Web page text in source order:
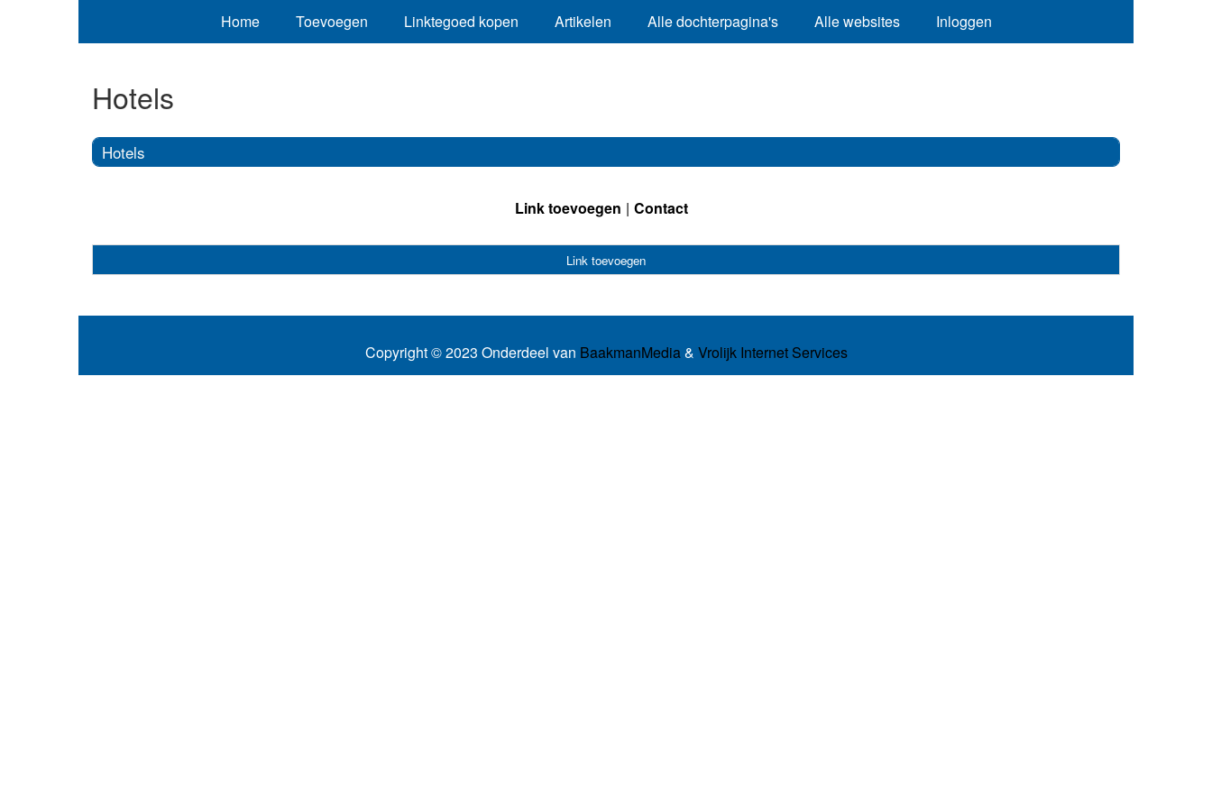
Home Toevoegen Linktegoed kopen Artikelen Alle dochterpagina's Alle websites Inloggen
Hotels
Hotels
Link toevoegen Contact
Link toevoegen
Copyright © 2023 Onderdeel van BaakmanMedia& Vrolijk Internet Services